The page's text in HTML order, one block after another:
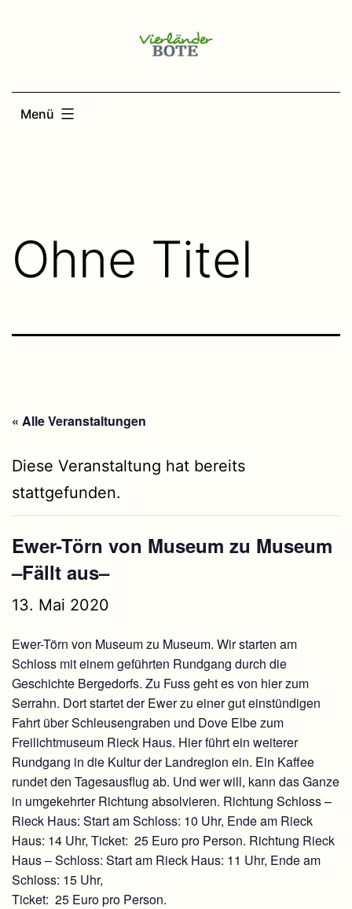
Menü
Ohne Titel
« Alle Veranstaltungen
Diese Veranstaltung hat bereits
stattgefunden.
Ewer-Törn von Museum zu Museum
–Fällt aus–
13. Mai 2020
Ewer-Törn von Museum zu Museum. Wir starten am
Schloss mit einem geführten Rundgang durch die
Geschichte Bergedorfs. Zu Fuss geht es von hier zum
Serrahn. Dort startet der Ewer zu einer gut einstündigen
Fahrt über Schleusengraben und Dove Elbe zum
Freilichtmuseum Rieck Haus. Hier führt ein weiterer
Rundgang in die Kultur der Landregion ein. Ein Kaffee
rundet den Tagesausflug ab. Und wer will, kann das Ganze
in umgekehrter Richtung absolvieren. Richtung Schloss –
Rieck Haus: Start am Schloss: 10 Uhr, Ende am Rieck
Haus: 14 Uhr, Ticket: 25 Euro pro Person. Richtung Rieck
Haus – Schloss: Start am Rieck Haus: 11 Uhr, Ende am
Schloss: 15 Uhr,
Ticket: 25 Euro pro Person.